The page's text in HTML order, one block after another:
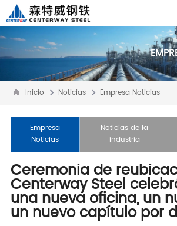
Inicio Noticias Empresa Noticias
Empresa
Noticias
Noticias de la
industria
Ceremonia de
Centerway Steel
una nueva oficina, un
un nuevo capítulo por